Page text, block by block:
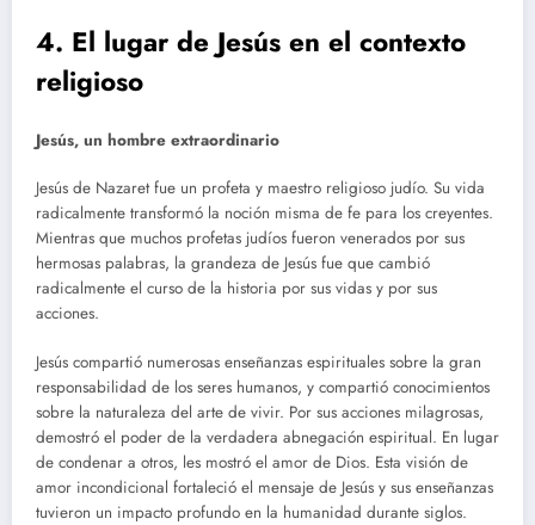
4. El lugar de Jesús en el contexto
religioso
Jesús, un hombre extraordinario
Jesús de Nazaret fue un profeta y maestro religioso judío. Su vida
radicalmente transformó la noción misma de fe para los creyentes.
Mientras que muchos profetas judíos fueron venerados por sus
hermosas palabras, la grandeza de Jesús fue que cambió
radicalmente el curso de la historia por sus vidas y por sus
acciones.
Jesús compartió numerosas enseñanzas espirituales sobre la gran
responsabilidad de los seres humanos, y compartió conocimientos
sobre la naturaleza del arte de vivir. Por sus acciones milagrosas,
demostró el poder de la verdadera abnegación espiritual. En lugar
de condenar a otros, les mostró el amor de Dios. Esta visión de
amor incondicional fortaleció el mensaje de Jesús y sus enseñanzas
tuvieron un impacto profundo en la humanidad durante siglos.